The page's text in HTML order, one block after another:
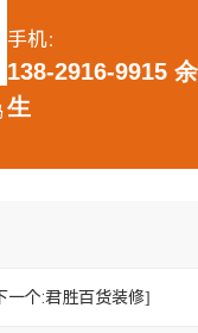
手机：
138-2916-9915
生
一个:君胜百货装修]